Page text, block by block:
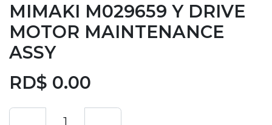
MIMAKI M029659 Y DRIVE
MOTOR MAINTENANCE
ASSY
RD$ 0.00